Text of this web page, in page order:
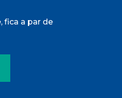
fica a par de